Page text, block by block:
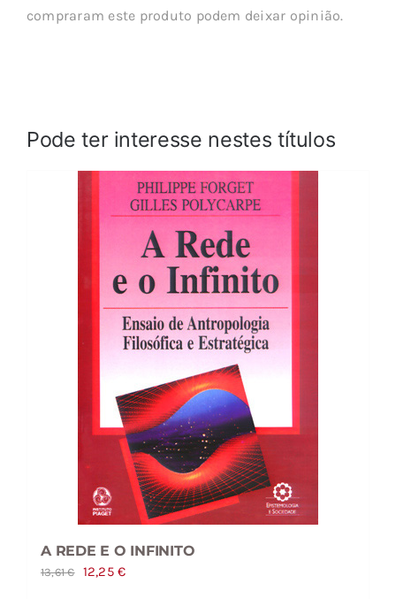
compraram este produto podem deixar opinião.
Pode ter interesse nestes títulos
A REDE E O INFINITO
13,61€
O
12,25€O